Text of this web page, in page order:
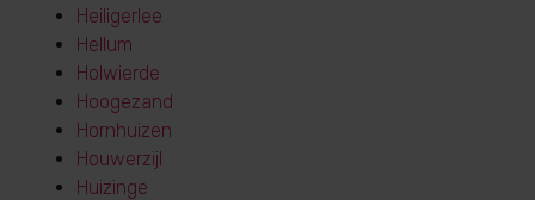
Heiligerlee
Hellum
Holwierde
Hoogezand
Hornhuizen
Houwerzijl
Huizinge